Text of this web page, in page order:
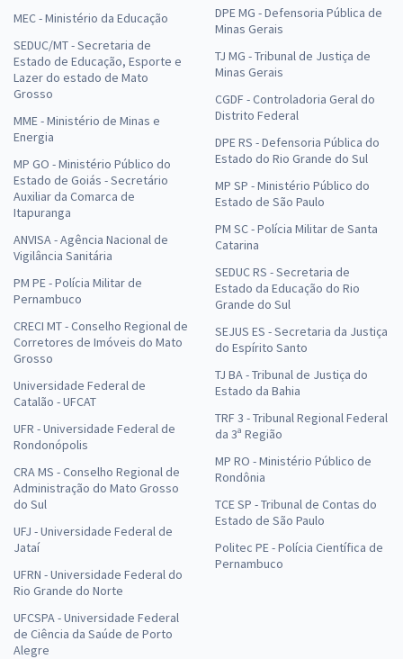
MEC - Ministério da Educação
SEDUC/MT - Secretaria de
Estado de Educação, Esporte e
Lazer do estado de Mato
Grosso
MME - Ministério de Minas e
Energia
MP GO - Ministério Público do
Estado de Goiás - Secretário
Auxiliar da Comarca de
Itapuranga
ANVISA - Agência Nacional de
Vigilância Sanitária
PM PE - Polícia Militar de
Pernambuco
CRECI MT - Conselho Regional de
Corretores de Imóveis do Mato
Grosso
Universidade Federal de
Catalão - UFCAT
UFR - Universidade Federal de
Rondonópolis
CRA MS - Conselho Regional de
Administração do Mato Grosso
do Sul
UFJ - Universidade Federal de
Jataí
UFRN - Universidade Federal do
Rio Grande do Norte
UFCSPA - Universidade Federal
de Ciência da Saúde de Porto
Alegre
DPE MG - Defensoria Pública de
Minas Gerais
TJ MG - Tribunal de Justiça de
Minas Gerais
CGDF - Controladoria Geral do
Distrito Federal
DPE RS - Defensoria Pública do
Estado do Rio Grande do Sul
MP SP - Ministério Público do
Estado de São Paulo
PM SC - Polícia Militar de Santa
Catarina
SEDUC RS - Secretaria de
Estado da Educação do Rio
Grande do Sul
SEJUS ES - Secretaria da Justiça
do Espírito Santo
TJ BA - Tribunal de Justiça do
Estado da Bahia
TRF 3 - Tribunal Regional Federal
da 3ª Região
MP RO - Ministério Público de
Rondônia
TCE SP - Tribunal de Contas do
Estado de São Paulo
Politec PE - Polícia Científica de
Pernambuco